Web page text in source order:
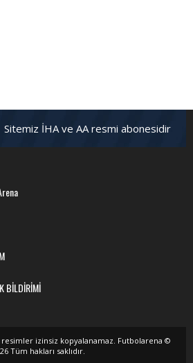
Sitemiz İHA ve AA resmi abonesidir
BİLDİRİMİ
resimler izinsiz kopyalanamaz. Futbolarena ©
Tüm hakları saklıdır.